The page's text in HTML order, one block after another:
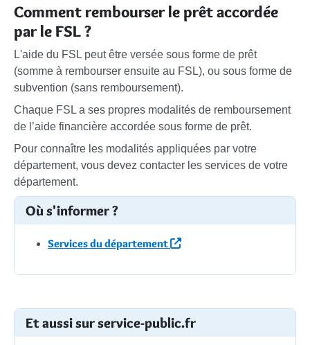
Comment rembourser le prêt accordée
par le FSL ?
L'aide du FSL peut être versée sous forme de prêt
(somme à rembourser ensuite au FSL), ou sous forme de
subvention (sans remboursement).
Chaque FSL a ses propres modalités de remboursement
de l’aide financière accordée sous forme de prêt.
Pour connaître les modalités appliquées par votre
département, vous devez contacter les services de votre
département.
Où s'informer ?
Services du département
Et aussi sur service-public.fr